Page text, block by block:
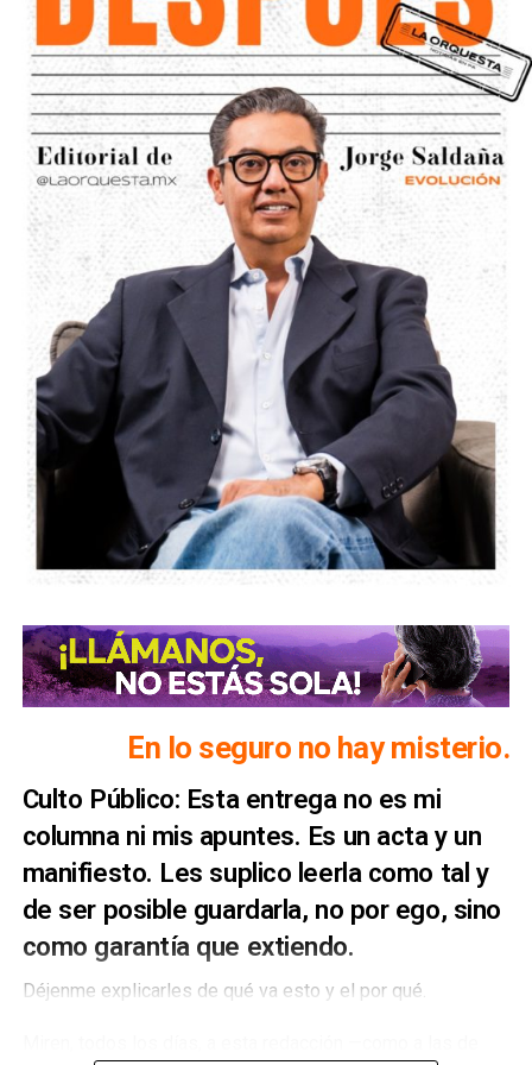
En lo seguro no hay misterio.
Culto Público: Esta entrega no es mi
columna ni mis apuntes. Es un acta y un
manifiesto. Les suplico leerla como tal y
de ser posible guardarla, no por ego, sino
como garantía que extiendo.
Déjenme explicarles de qué va esto y el por qué.